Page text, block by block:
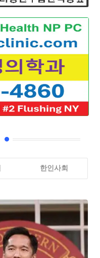
한인사회